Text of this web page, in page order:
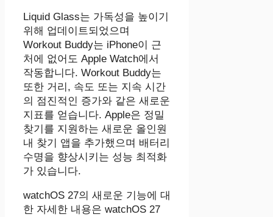
Liquid Glass는 가독성을 높이기
위해 업데이트되었으며
Workout Buddy는 iPhone이 근
처에 없어도 Apple Watch에서
작동합니다. Workout Buddy는
또한 거리, 속도 또는 지속 시간
의 점진적인 증가와 같은 새로운
지표를 얻습니다. Apple은 정밀
찾기를 지원하는 새로운 올인원
내 찾기 앱을 추가했으며 배터리
수명을 향상시키는 성능 최적화
가 있습니다.
watchOS 27의 새로운 기능에 대
한 자세한 내용은 watchOS 27